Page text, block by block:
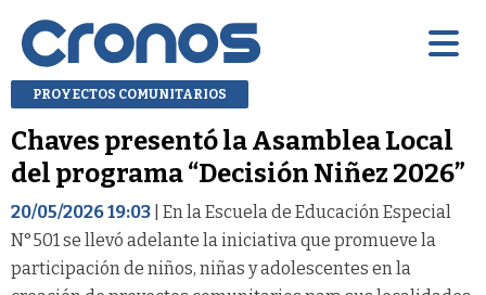
PROYECTOS COMUNITARIOS
Chaves presentó la Asamblea Local
del programa “Decisión Niñez 2026”
20/05/2026 19:03 | En la Escuela de Educación Especial
N°501 se llevó adelante la iniciativa que promueve la
participación de niños, niñas y adolescentes en la